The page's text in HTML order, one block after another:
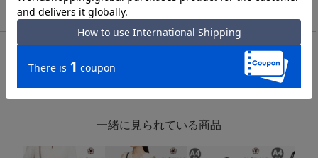
TOP レディース
トートバッグ｜レディース
クレイサス トートバッグ A4 レディース マリー 190630 CLATHA
一緒に見られている商品